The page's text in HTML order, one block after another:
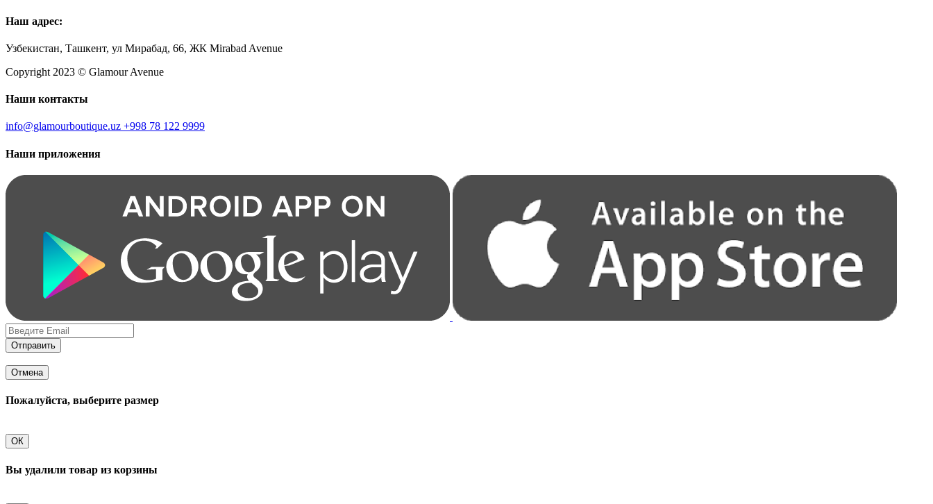
Наш адрес:
Узбекистан, Ташкент, ул Мирабад, 66, ЖК Mirabad Avenue
Copyright 2023 © Glamour Avenue
Наши контакты
info@glamourboutique.uz +998 78 122 9999
Наши приложения
Отправить
Отмена
Пожалуйста, выберите размер
ОК
Вы удалили товар из корзины